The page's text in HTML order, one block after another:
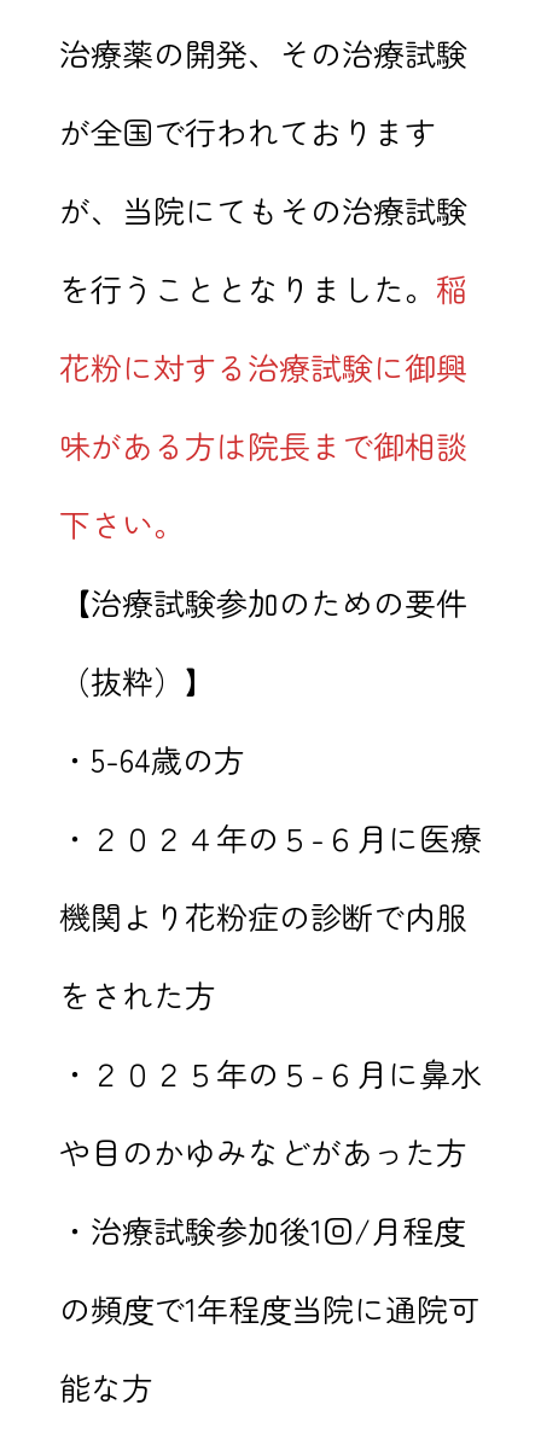
治療薬の開発、その治療試験
が全国で行われております
が、当院にてもその治療試験
を行うこととなりました。 稲
花粉に対する治療試験に御興
味がある方は院長まで御相談
下さい。
【治療試験参加のための要件
（抜粋）】
・5-64歳の方
・２０２４年の５-６月に医療
機関より花粉症の診断で内服
をされた方
・２０２５年の５-６月に鼻水
や目のかゆみなどがあった方
・治療試験参加後1回/月程度
の頻度で1年程度当院に通院可
能な方